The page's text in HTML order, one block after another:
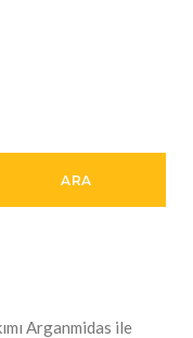
ARA
Arganmidas ile